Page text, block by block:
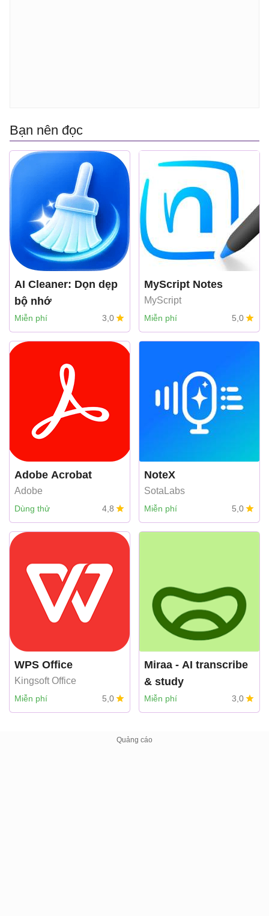
Bạn nên đọc
AI Cleaner: Dọn dẹp
bộ nhớ
tidysafekeeper
Miễn phí 3,0
MyScript Notes
MyScript
Miễn phí 5,0
Adobe Acrobat
Adobe
Dùng thử 4,8
NoteX
SotaLabs
Miễn phí 5,0
WPS Office
Kingsoft Office
Miễn phí 5,0
Miraa - AI transcribe
& study
myoland
Miễn phí 3,0